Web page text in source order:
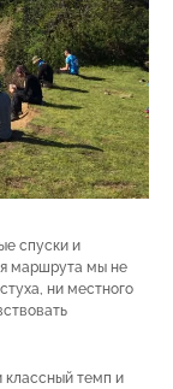
спуски и
маршрута мы не
ни местного
классный темп и